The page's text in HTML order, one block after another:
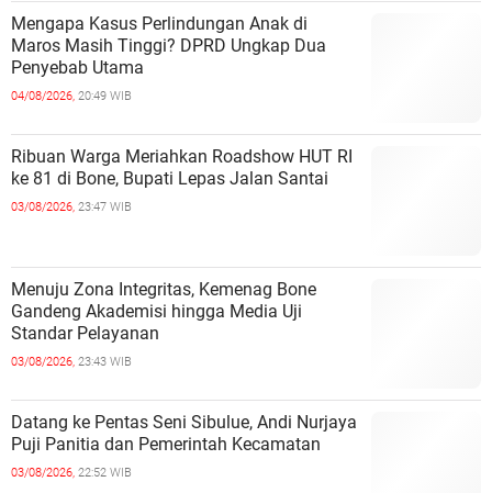
Mengapa Kasus Perlindungan Anak di
Maros Masih Tinggi? DPRD Ungkap Dua
Penyebab Utama
04/08/2026, 20:49 WIB
Ribuan Warga Meriahkan Roadshow HUT RI
ke 81 di Bone, Bupati Lepas Jalan Santai
03/08/2026, 23:47 WIB
Menuju Zona Integritas, Kemenag Bone
Gandeng Akademisi hingga Media Uji
Standar Pelayanan
03/08/2026, 23:43 WIB
Datang ke Pentas Seni Sibulue, Andi Nurjaya
Puji Panitia dan Pemerintah Kecamatan
03/08/2026, 22:52 WIB